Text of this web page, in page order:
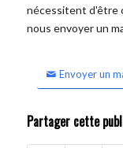
nécessitent d'être
nous envoyer un
Envoyer un
Partager cette